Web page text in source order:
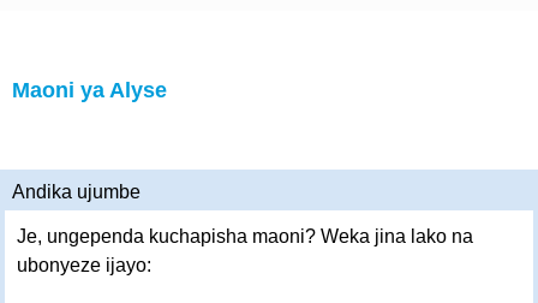
Maoni ya Alyse
Andika ujumbe
Je, ungependa kuchapisha maoni? Weka jina lako na
ubonyeze ijayo: